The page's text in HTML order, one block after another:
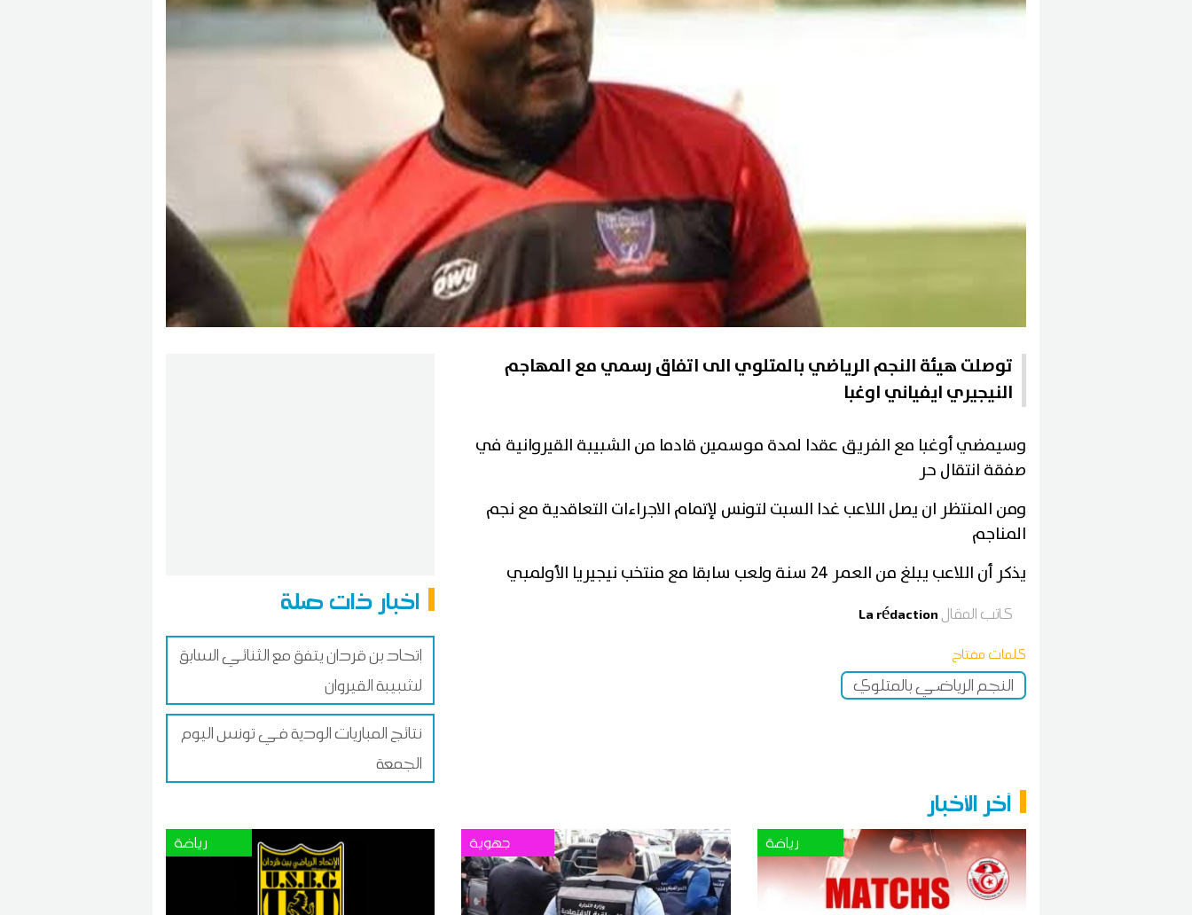
اخبار ذات صلة
إتحاد بن قردان يتفق مع الثنائي السابق
لشبيبة القيروان
نتائج المباريات الودية في تونس اليوم
الجمعة
توصلت هيئة النجم الرياضي بالمتلوي الى اتفاق رسمي مع المهاجم
النيجيري ايفياني اوغبا
وسيمضي أوغبا مع الفريق عقدا لمدة موسمين قادما من الشبيبة القيروانية في
صفقة انتقال حر
ومن المنتظر ان يصل اللاعب غدا السبت لتونس لإتمام الاجراءات التعاقدية مع نجم
المناجم
يذكر أن اللاعب يبلغ من العمر 24 سنة ولعب سابقا مع منتخب نيجيريا الأولمبي
كاتب المقال La rédaction
كلمات مفتاح
النجم الرياضي بالمتلوي
آخر الأخبار
رياضة جهوية رياضة